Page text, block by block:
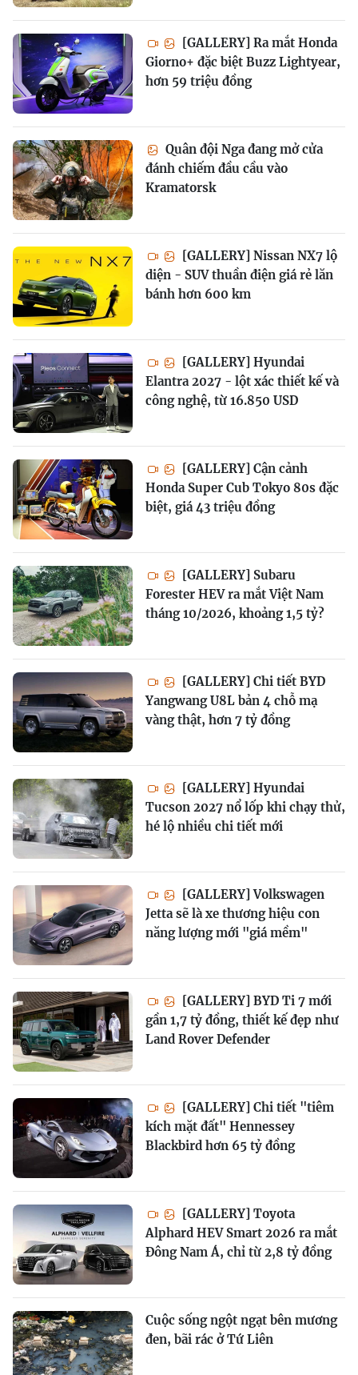
[GALLERY] Ra mắt Honda
Giorno+ đặc biệt Buzz Lightyear,
hơn 59 triệu đồng
Quân đội Nga đang mở cửa
đánh chiếm đầu cầu vào
Kramatorsk
[GALLERY] Nissan NX7 lộ
diện - SUV thuần điện giá rẻ lăn
bánh hơn 600 km
[GALLERY] Hyundai
Elantra 2027 - lột xác thiết kế và
công nghệ, từ 16.850 USD
[GALLERY] Cận cảnh
Honda Super Cub Tokyo 80s đặc
biệt, giá 43 triệu đồng
[GALLERY] Subaru
Forester HEV ra mắt Việt Nam
tháng 10/2026, khoảng 1,5 tỷ?
[GALLERY] Chi tiết BYD
Yangwang U8L bản 4 chỗ mạ
vàng thật, hơn 7 tỷ đồng
[GALLERY] Hyundai
Tucson 2027 nổ lốp khi chạy thử,
hé lộ nhiều chi tiết mới
[GALLERY] Volkswagen
Jetta sẽ là xe thương hiệu con
năng lượng mới "giá mềm"
[GALLERY] BYD Ti 7 mới
gần 1,7 tỷ đồng, thiết kế đẹp như
Land Rover Defender
[GALLERY] Chi tiết "tiêm
kích mặt đất" Hennessey
Blackbird hơn 65 tỷ đồng
[GALLERY] Toyota
Alphard HEV Smart 2026 ra mắt
Đông Nam Á, chỉ từ 2,8 tỷ đồng
Cuộc sống ngột ngạt bên mương
đen, bãi rác ở Tứ Liên